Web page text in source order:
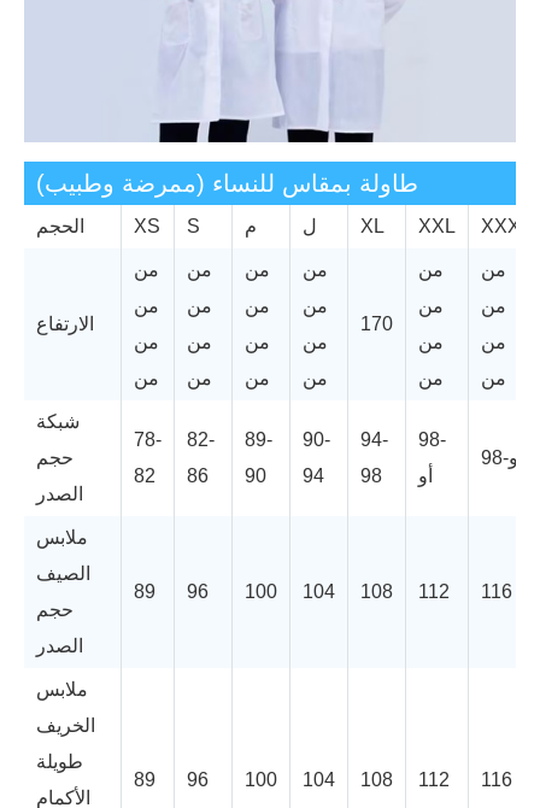
طاولة بمقاس للنساء (ممرضة وطبيب)
الحجم XS S م ل XL XXL XXXL
الارتفاع
من
من
من
من
من
من
من
من
من
من
من
من
من
من
من
من
170
من
من
من
من
من
من
من
من
شبكة
حجم
الصدر
78-
82
82-
86
89-
90
90-
94
94-
98
98-
أو
98-أو
ملابس
الصيف
حجم
الصدر
89 96 100 104 108 112 116
ملابس
الخريف
طويلة
الأكمام
89 96 100 104 108 112 116